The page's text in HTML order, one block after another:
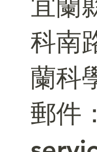
科南
蘭科
郵件：